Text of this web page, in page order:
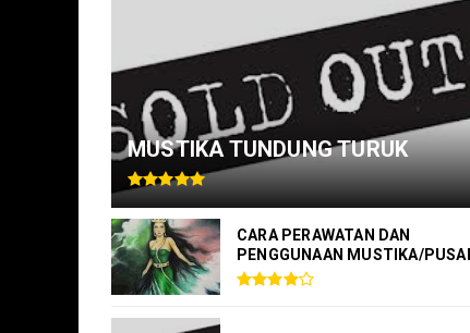
MUSTIKA TUNDUNG TURUK
CARA PERAWATAN DAN
PENGGUNAAN MUSTIKA/